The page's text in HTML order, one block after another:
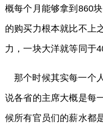
概每个月能够拿到860
的购买力根本就比不上
力，一块大洋就等同于
那个时候其实每一个
说各省的主席大概是每
候所有官员们的薪水都